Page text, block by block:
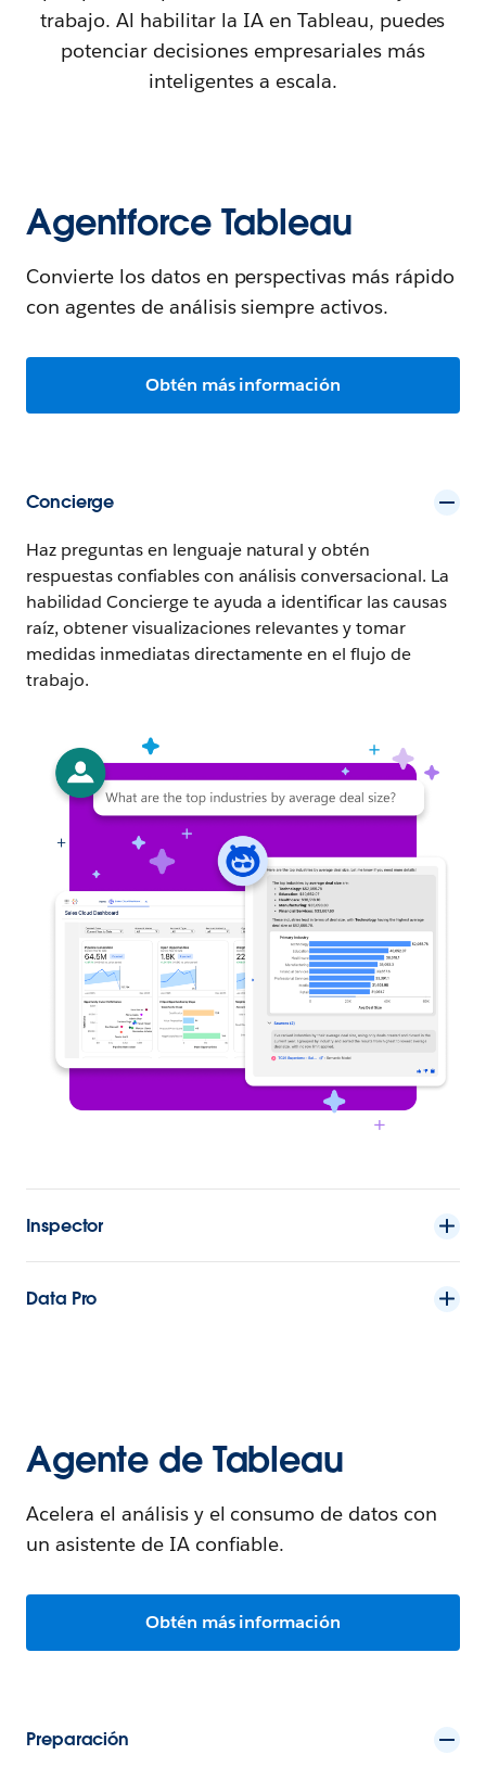
trabajo. Al habilitar la IA en Tableau, puedes
potenciar decisiones empresariales más
inteligentes a escala.
Agentforce Tableau
Convierte los datos en perspectivas más rápido
con agentes de análisis siempre activos.
Obtén más información
Concierge
Haz preguntas en lenguaje natural y obtén
respuestas confiables con análisis conversacional. La
habilidad Concierge te ayuda a identificar las causas
raíz, obtener visualizaciones relevantes y tomar
medidas inmediatas directamente en el flujo de
trabajo.
Inspector
Data Pro
Agente de Tableau
Acelera el análisis y el consumo de datos con
un asistente de IA confiable.
Obtén más información
Preparación